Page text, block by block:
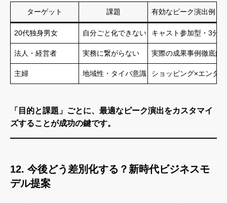
ターゲット 課題 有効なピーク演出例
20代独身男女 自分ごと化できない キャスト参加型・3分
法人・経営者 実務に繋がらない 実際の成果事例徹底解
主婦 地域性・タイパ意識 ショッピング×エンタ
「目的と課題」ごとに、最適なピーク演出をカスタマイ
ズすることが成功の鍵です。
12. 今後どう差別化する？新時代ビジネスモ
デル提案